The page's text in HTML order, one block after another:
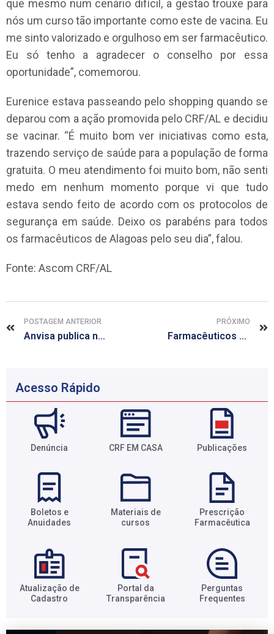
que mesmo num cenário difícil, a gestão trouxe para
nós um curso tão importante como este de vacina. Eu
me sinto valorizado e orgulhoso em ser farmacêutico.
Eu só tenho a agradecer o conselho por essa
oportunidade”, comemorou.
Eurenice estava passeando pelo shopping quando se
deparou com a ação promovida pelo CRF/AL e decidiu
se vacinar. “É muito bom ver iniciativas como esta,
trazendo serviço de saúde para a população de forma
gratuita. O meu atendimento foi muito bom, não senti
medo em nenhum momento porque vi que tudo
estava sendo feito de acordo com os protocolos de
segurança em saúde. Deixo os parabéns para todos
os farmacêuticos de Alagoas pelo seu dia”, falou.
Fonte: Ascom CRF/AL
POSTAGEM ANTERIOR
Anvisa publica nota técnica sobre pós-vacinação
PRÓXIMO
Farmacêuticos alagoanos são contemplados na primeira fase de imunização da Covid-19
Acesso Rápido
Denúncia CRF EM CASA Publicações
Boletos e
Anuidades​
Materiais de
cursos​
Prescrição
Farmacêutica​
Atualização de
Cadastro​
Portal da
Transparência​
Perguntas
Frequentes​